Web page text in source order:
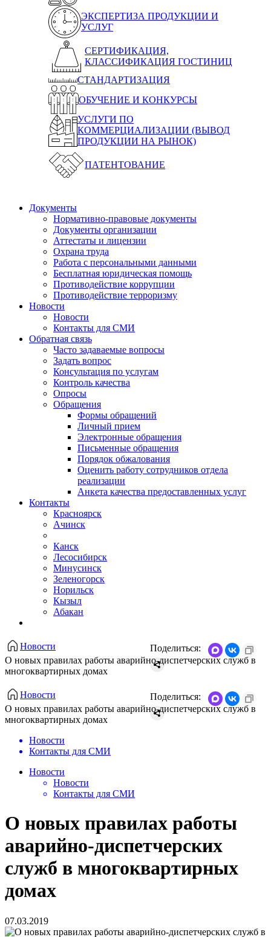
ЭКСПЕРТИЗА ПРОДУКЦИИ И
УСЛУГ
СЕРТИФИКАЦИЯ,
КЛАССИФИКАЦИЯ ГОСТИНИЦ
СТАНДАРТИЗАЦИЯ
ОБУЧЕНИЕ И КОНКУРСЫ
УСЛУГИ ПО
КОММЕРЦИАЛИЗАЦИИ (ВЫВОД
ПРОДУКЦИИ НА РЫНОК)
ПАТЕНТОВАНИЕ
Документы
Нормативно-правовые документы
Документы организации
Аттестаты и лицензии
Охрана труда
Работа с персональными данными
Бесплатная юридическая помощь
Противодействие коррупции
Противодействие терроризму
Новости
Новости
Контакты для СМИ
Обратная связь
Часто задаваемые вопросы
Задать вопрос
Консультация по услугам
Контроль качества
Опросы
Обращения
Формы обращений
Личный прием
Электронные обращения
Письменные обращения
Порядок обжалования
Оценить работу сотрудников отдела
реализации
Анкета качества предоставленных услуг
Контакты
Красноярск
Ачинск
Канск
Лесосибирск
Минусинск
Зеленогорск
Норильск
Кызыл
Абакан
Новости
О новых правилах работы аварийно-диспетчерских служб в
многоквартирных домах
Поделиться:
Новости
О новых правилах работы аварийно-диспетчерских служб в
многоквартирных домах
Поделиться:
Новости
Контакты для СМИ
Новости
Новости
Контакты для СМИ
О новых правилах работы
аварийно-диспетчерских
служб в многоквартирных
домах
07.03.2019